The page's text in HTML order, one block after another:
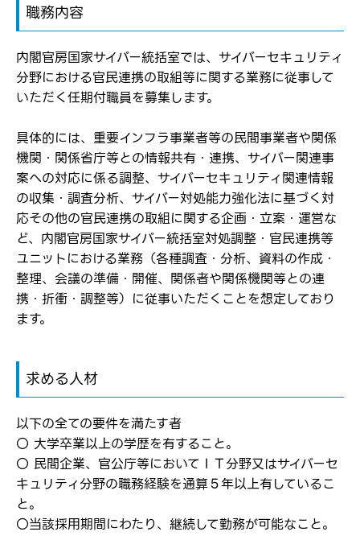
弊社ホームページの求人票をみて
応募した方へ
弊社ホームページの求人票をみて
応募し、転職を決めた方
転職報告をする
お気に入り登録にはログインが必要です
メールアドレス
パスワード
※パスワードを忘れた方は
新規会員登録
職務内容
内閣官房国家サイバー統括室では、サイバーセキュリティ
分野における官民連携の取組等に関する業務に従事して
いただく任期付職員を募集します。
具体的には、重要インフラ事業者等の民間事業者や関係
機関・関係省庁等との情報共有・連携、サイバー関連事
案への対応に係る調整、サイバーセキュリティ関連情報
の収集・調査分析、サイバー対処能力強化法に基づく対
応その他の官民連携の取組に関する企画・立案・運営な
ど、内閣官房国家サイバー統括室対処調整・官民連携等
ユニットにおける業務（各種調査・分析、資料の作成・
整理、会議の準備・開催、関係者や関係機関等との連
携・折衝・調整等）に従事いただくことを想定しており
ます。
求める人材
以下の全ての要件を満たす者
〇 大学卒業以上の学歴を有すること。
〇 民間企業、官公庁等においてＩＴ分野又はサイバーセ
キュリティ分野の職務経験を通算５年以上有しているこ
と。
〇当該採用期間にわたり、継続して勤務が可能なこと。